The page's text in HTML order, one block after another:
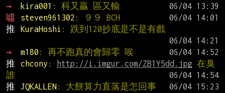
→
kira001 : 科又贏 區又輸
噓
steven961302 : ９９ BCH
推
KuraHoshi : 跌到120抄底是不是有戲
→
m180 : 再不跑真的會歸零 唉
推
chcony : http://i.imgur.com/ZB1Y5dd.jpg 在臭
誰
推
JQKALLEN: 大餅算力直落是怎回事